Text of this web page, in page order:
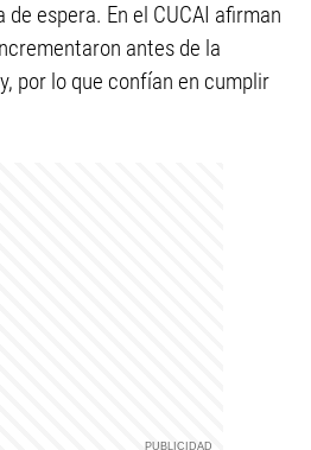
espera. En el CUCAI afirman
antes de la
por lo que confían en cumplir